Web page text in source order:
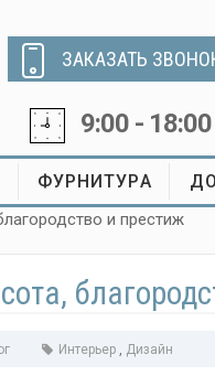
ЗАКАЗАТЬ
9:00 - 18:00
ФУРНИТУРА
и престиж
Интерьер , Дизайн